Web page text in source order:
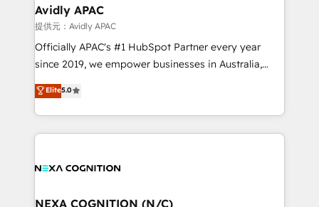
traffic, generates better leads and crushes your
revenue goals. We've worked with thousands of
HubSpot customers and we'd love to work with you
too! Clients come to us for: Advanced CRM solutions
HubSpot Data System Migrations between systems
to HubSpot New lead generation strategies Time-
Avidly APAC
提供元：Avidly APAC
Officially APAC's #1 HubSpot Partner every year
since 2019, we empower businesses in Australia,
New Zealand, and globally to realise their full
potential through enterprise HubSpot CRM
implementation. And we deliver best practice across
the whole HubSpot platform, covering marketing,
all businesses, from start-up to Enterprise, and have
the world. Our human approach to digital
Elite5.0
NEXA COGNITION (N/C)